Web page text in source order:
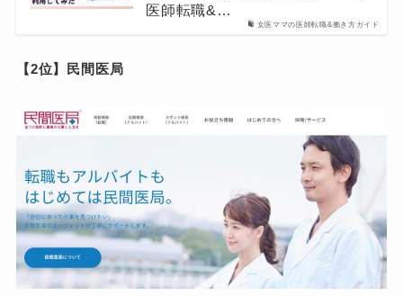
女医ママの医師転職&働き方ガイド
医師転職&…
【2位】民間医局